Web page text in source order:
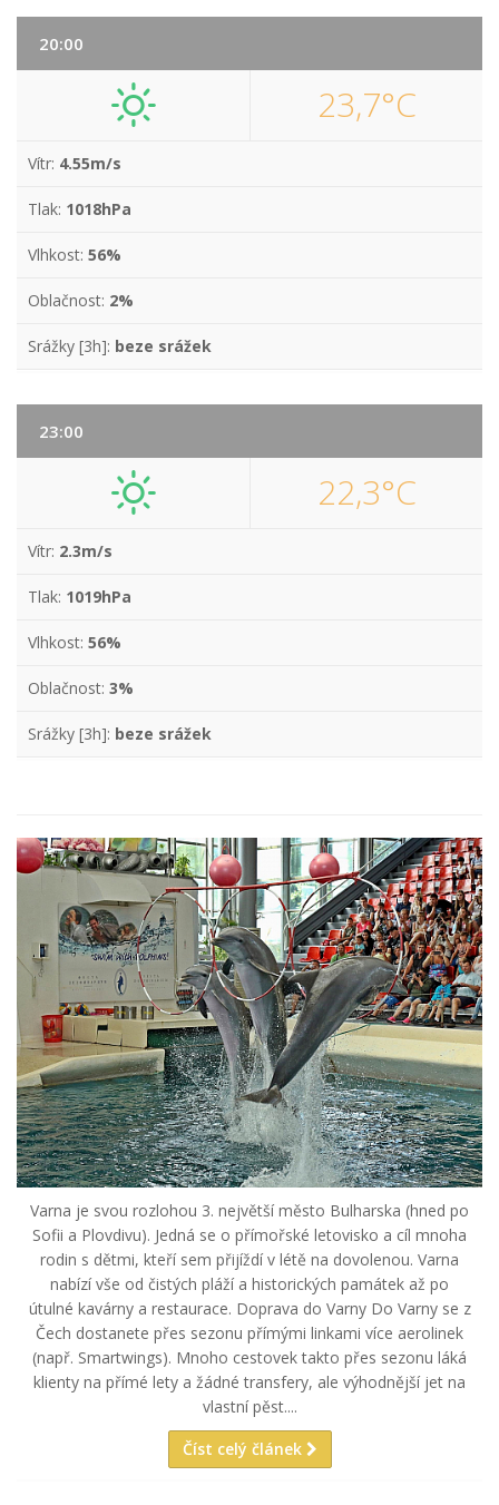
20:00
23,7°C
Vítr: 4.55m/s
Tlak: 1018hPa
Vlhkost: 56%
Oblačnost: 2%
Srážky [3h]: beze srážek
23:00
22,3°C
Vítr: 2.3m/s
Tlak: 1019hPa
Vlhkost: 56%
Oblačnost: 3%
Srážky [3h]: beze srážek
Varna je svou rozlohou 3. největší město Bulharska (hned po
Sofii a Plovdivu). Jedná se o přímořské letovisko a cíl mnoha
rodin s dětmi, kteří sem přijíždí v létě na dovolenou. Varna
nabízí vše od čistých pláží a historických památek až po
útulné kavárny a restaurace. Doprava do Varny Do Varny se z
Čech dostanete přes sezonu přímými linkami více aerolinek
(např. Smartwings). Mnoho cestovek takto přes sezonu láká
klienty na přímé lety a žádné transfery, ale výhodnější jet na
vlastní pěst....
Číst celý článek